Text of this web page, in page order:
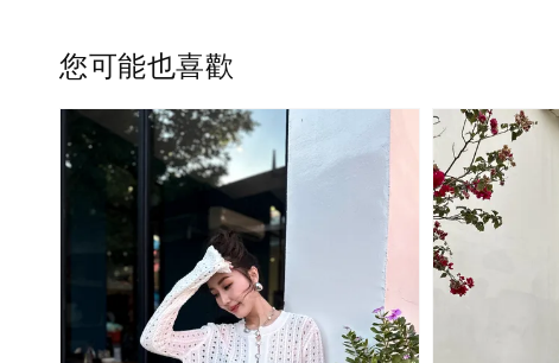
您可能也喜歡